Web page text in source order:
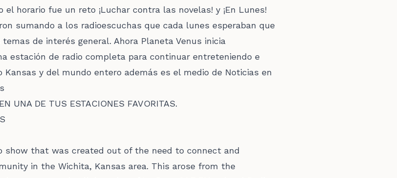
el horario fue un reto ¡Luchar contra las novelas! y ¡En Lunes!
sumando a los radioescuchas que cada lunes esperaban que
de interés general. Ahora Planeta Venus inicia
estación de radio completa para continuar entreteniendo e
y del mundo entero además es el medio de Noticias en
UNA DE TUS ESTACIONES FAVORITAS.
show that was created out of the need to connect and
in the Wichita, Kansas area. This arose from the